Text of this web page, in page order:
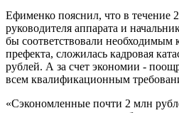
Ефименко пояснил, что в течение
руководителя аппарата и
бы соответствовали
префекта, сложилась кадровая
рублей. А за счет экономии -
всем квалификационным
«Сэкономленные почти 2 млн